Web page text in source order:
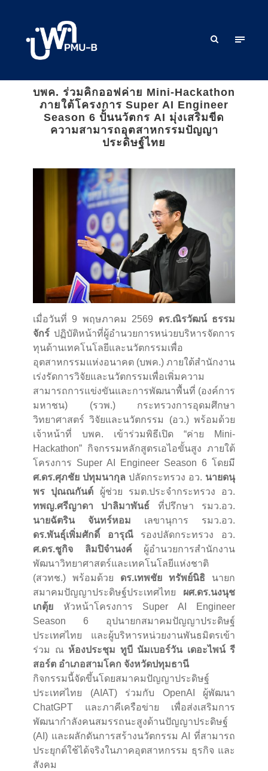
บพค. ร่วมคิกออฟค่าย Mini-Hackathon
ภายใต้โครงการ Super AI Engineer
Season 6 ปั้นนวัตกร AI มุ่งเสริมขีด
ความสามารถอุตสาหกรรมปัญญา
ประดิษฐ์ไทย
เมื่อวันที่ 9 พฤษภาคม 2569 ดร.ณิรวัฒน์ ธรรม
จักร์ ปฏิบัติหน้าที่ผู้อำนวยการหน่วยบริหารจัดการ
ทุนด้านเทคโนโลยีและนวัตกรรมเพื่อ
อุตสาหกรรมแห่งอนาคต (บพค.) ภายใต้สำนักงาน
เร่งรัดการวิจัยและนวัตกรรมเพื่อเพิ่มความ
สามารถการแข่งขันและการพัฒนาพื้นที่ (องค์การ
มหาชน) (รวพ.) กระทรวงการอุดมศึกษา
วิทยาศาสตร์ วิจัยและนวัตกรรม (อว.) พร้อมด้วย
เจ้าหน้าที่ บพค. เข้าร่วมพิธีเปิด “ค่าย Mini-
Hackathon” กิจกรรมหลักสูตรเอไอขั้นสูง ภายใต้
โครงการ Super AI Engineer Season 6 โดยมี
ศ.ดร.ศุภชัย ปทุมนากุล ปลัดกระทรวง อว. นายดนุ
พร ปุณณกันต์ ผู้ช่วย รมต.ประจำกระทรวง อว.
ทพญ.ศรีญาดา ปาลิมาพันธ์ ที่ปรึกษา รมว.อว.
นายฉัตริน จันทร์หอม เลขานุการ รมว.อว.
ดร.พันธุ์เพิ่มศักดิ์ อารุณีรองปลัดกระทรวง อว.
ศ.ดร.ชูกิจ ลิมปิจำนงค์ ผู้อำนวยการสำนักงาน
พัฒนาวิทยาศาสตร์และเทคโนโลยีแห่งชาติ
(สวทช.) พร้อมด้วย ดร.เทพชัย ทรัพย์นิธิ นายก
สมาคมปัญญาประดิษฐ์ประเทศไทย ผศ.ดร.นงนุช
เกตุ้ย หัวหน้าโครงการ Super AI Engineer
Season 6 อุปนายกสมาคมปัญญาประดิษฐ์
ประเทศไทย และผู้บริหารหน่วยงานพันธมิตรเข้า
ร่วม ณ ห้องประชุม ทูบี นัมเบอร์วัน เดอะไพน์ รี
สอร์ต อำเภอสามโคก จังหวัดปทุมธานี
กิจกรรมนี้จัดขึ้นโดยสมาคมปัญญาประดิษฐ์
ประเทศไทย (AIAT) ร่วมกับ OpenAI ผู้พัฒนา
ChatGPT และภาคีเครือข่าย เพื่อส่งเสริมการ
พัฒนากำลังคนสมรรถนะสูงด้านปัญญาประดิษฐ์
(AI) และผลักดันการสร้างนวัตกรรม AI ที่สามารถ
ประยุกต์ใช้ได้จริงในภาคอุตสาหกรรม ธุรกิจ และ
สังคม